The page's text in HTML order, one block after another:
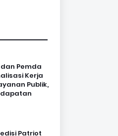
dan Pemda
Kerja
Publik,
Patriot